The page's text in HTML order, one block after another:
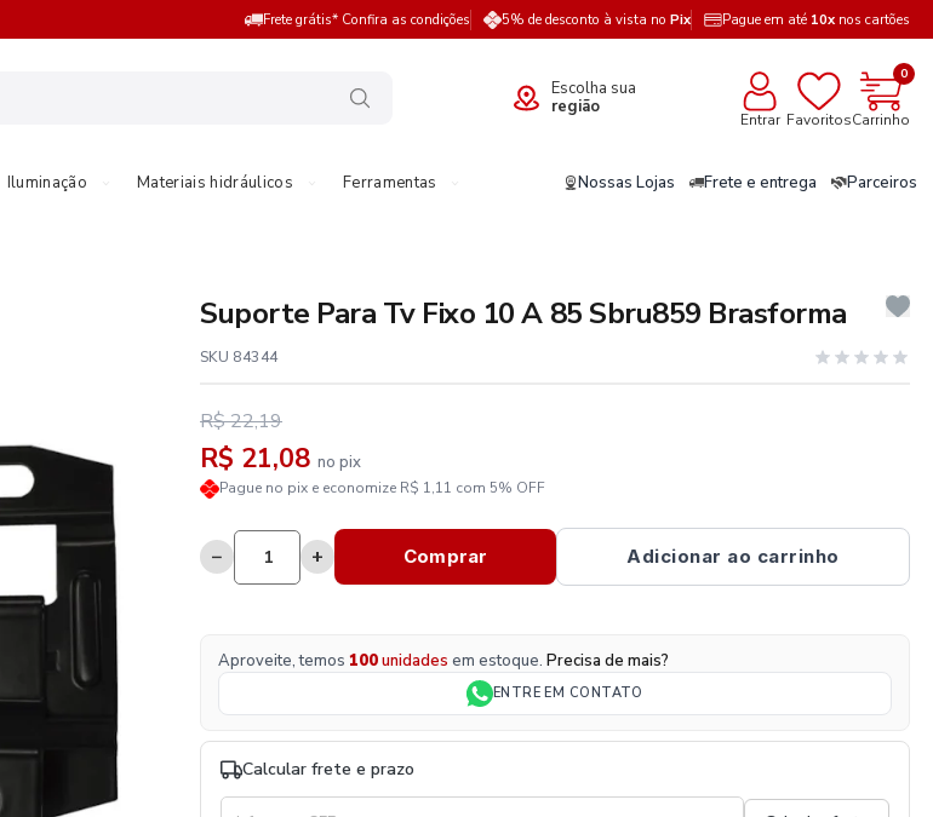
Frete grátis* Confira as condições 5% de desconto à vista no Pix Pague em até 10x nos cartões
Escolha sua
região
Entrar Favoritos
0
Carrinho
Iluminação Materiais hidráulicos Ferramentas Nossas Lojas Frete e entrega Parceiros
Suporte Para Tv Fixo 10 A 85 Sbru859 Brasforma
SKU 84344
R$ 22,19
R$ 21,08 no pix
Pague no pix e economize R$ 1,11 com 5% OFF
− + Comprar Adicionar ao carrinho
Aproveite, temos 100unidades em estoque. Precisa de mais?
ENTRE EM CONTATO
Calcular frete e prazo